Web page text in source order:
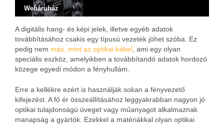
Webáruház
A digitális hang- és képi jelek, illetve egyéb adatok
továbbításához csakis egy típusú vezeték jöhet szóba. Ez
pedig nem más, mint az optikai kábel , ami egy olyan
speciális eszköz, amelyikben a továbbítandó adatok hordozó
közege egyedi módon a fényhullám.
Erre a kellékre ezért is használják sokan a fényvezető
kifejezést. A fő ér összeállításához leggyakrabban nagyon jó
optikai tulajdonságú üveget vagy műanyagot alkalmaznak
manapság a gyártók. Ezekkel a matériákkal olyan optikai